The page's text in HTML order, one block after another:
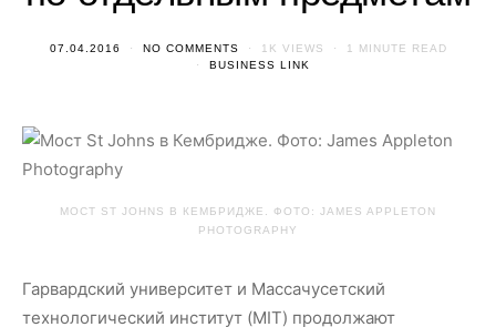
07.04.2016 NO COMMENTS 1K VIEWS
1 MINUTE READ
BUSINESS LINK
МОСТ ST JOHNS В КЕМБРИДЖЕ. ФОТО: JAMES APPLETON
PHOTOGRAPHY
Гарвардский университет и Массачусетский
технологический институт (MIT) продолжают